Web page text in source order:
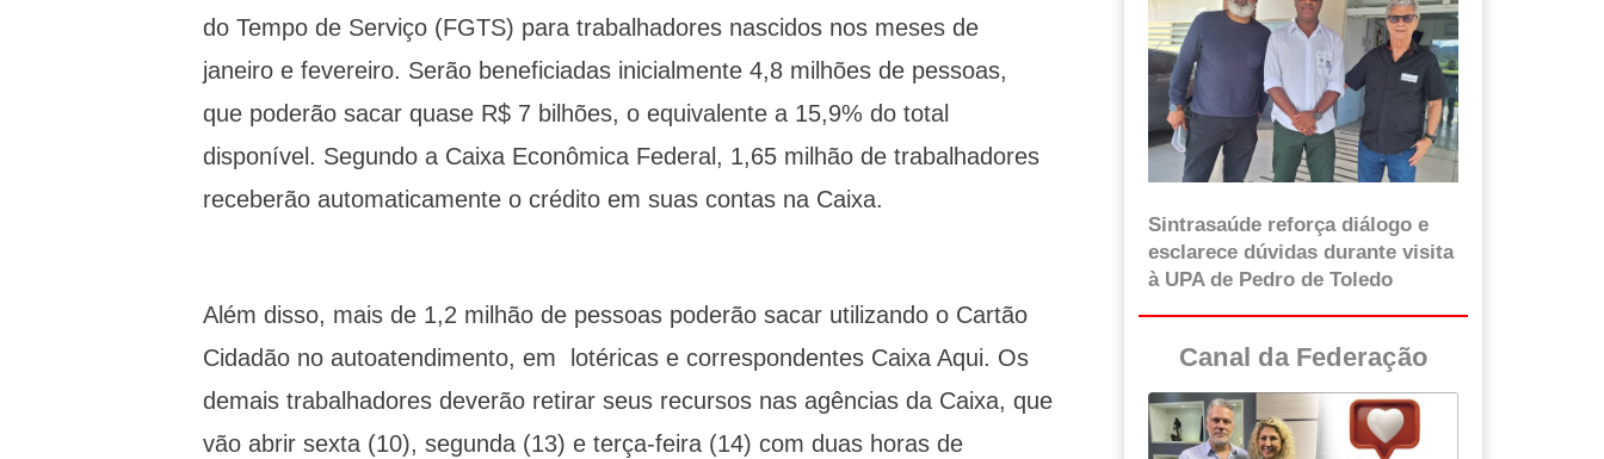
do Tempo de Serviço (FGTS) para trabalhadores nascidos nos meses de
janeiro e fevereiro. Serão beneficiadas inicialmente 4,8 milhões de pessoas,
que poderão sacar quase R$ 7 bilhões, o equivalente a 15,9% do total
disponível. Segundo a Caixa Econômica Federal, 1,65 milhão de trabalhadores
receberão automaticamente o crédito em suas contas na Caixa.
Além disso, mais de 1,2 milhão de pessoas poderão sacar utilizando o Cartão
Cidadão no autoatendimento, em lotéricas e correspondentes Caixa Aqui. Os
demais trabalhadores deverão retirar seus recursos nas agências da Caixa, que
vão abrir sexta (10), segunda (13) e terça-feira (14) com duas horas de
Sintrasaúde reforça diálogo e
esclarece dúvidas durante visita
à UPA de Pedro de Toledo
Canal da Federação